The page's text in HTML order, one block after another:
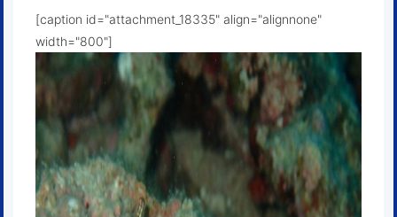
[caption id="attachment_18335" align="alignnone"
width="800"]